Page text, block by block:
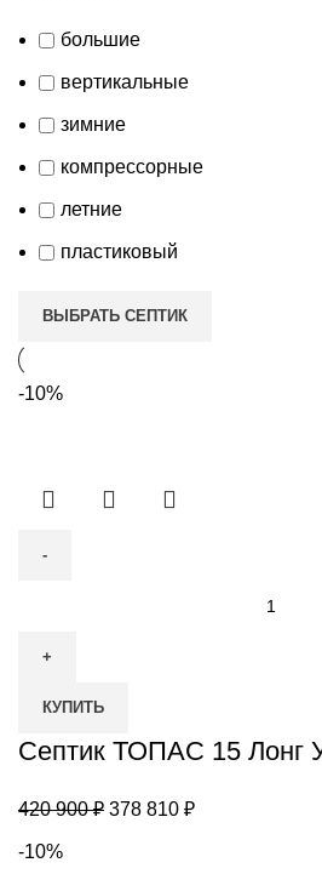
большие
вертикальные
зимние
компрессорные
летние
пластиковый
ВЫБРАТЬ СЕПТИК
-10%
Септик
Лонг
КУПИТЬ
Септик ТОПАС 15 Лонг
420 900₽ Первоначальная
378 810 ₽Текущая
-10%